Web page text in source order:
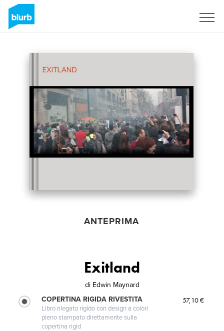
ANTEPRIMA
Exitland
di Edwin Maynard
COPERTINA RIGIDA RIVESTITA
Libro rilegato rigido con design a colori
pieno stampato direttamente sulla
copertina rigid
57,10 €